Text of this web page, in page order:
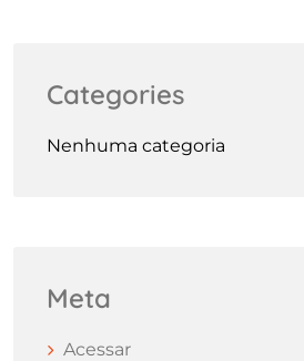
Categories
Nenhuma categoria
Meta
Acessar